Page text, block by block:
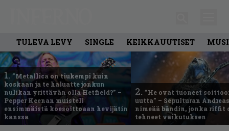
TULEVA LEVY SINGLE KEIKKAUUTISET
1. ”Metallica on tiukempi kuin
koskaan ja te haluatte jonkun
nulikan yrittävän olla Hetfield?” –
Pepper Keenan muisteli
ensimmäistä koesoittoaan hevijätin
kanssa
2. ”He ovat tuoneet
uutta” – Sepulturan
nimeää bändin, jonka riffit
tehneet vaikutuksen